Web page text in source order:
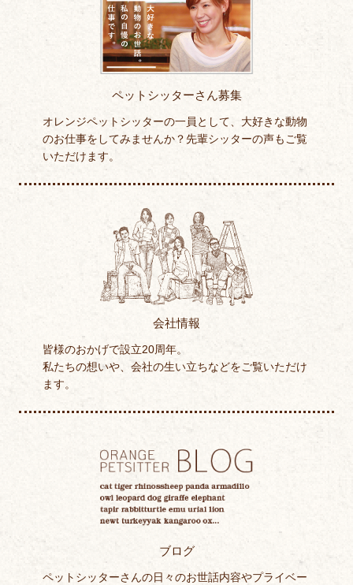
ペットシッターさん募集
オレンジペットシッターの一員として、大好きな動物
のお仕事をしてみませんか？先輩シッターの声もご覧
いただけます。
会社情報
皆様のおかげで設立20周年。
私たちの想いや、会社の生い立ちなどをご覧いただけ
ます。
ブログ
ペットシッターさんの日々のお世話内容やプライベー